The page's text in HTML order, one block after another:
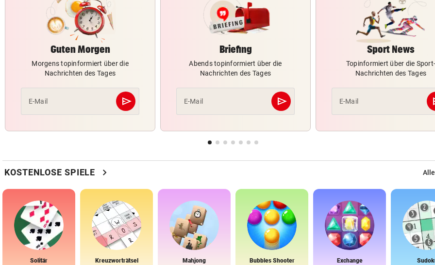
Guten Morgen
Morgens topinformiert über die
Nachrichten des Tages
E-Mail send
Abschicken
Briefing
Abends topinformiert über die
Nachrichten des Tages
E-Mail send
Abschicken
Sport News
Topinformiert über die Sport-
Nachrichten des Tages
E-Mail
KOSTENLOSE SPIELE chevron_right
Solitär Kreuzworträtsel Mahjong Bubbles Shooter Exchange